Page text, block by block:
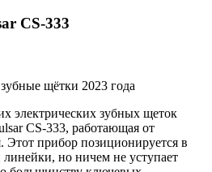
CS-333
электрических зубных щеток
CS-333, работающая от
Этот прибор позиционируется в
линейки, но ничем не уступает